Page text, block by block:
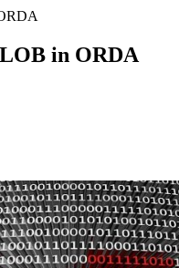
in ORDA